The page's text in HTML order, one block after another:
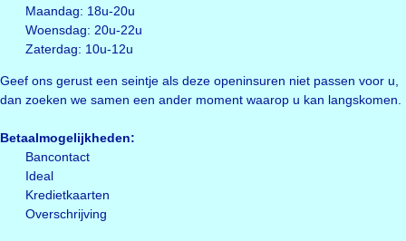
Maandag: 18u-20u
Woensdag: 20u-22u
Zaterdag: 10u-12u
Geef ons gerust een seintje als deze openinsuren niet passen voor u,
dan zoeken we samen een ander moment waarop u kan langskomen.
Betaalmogelijkheden:
Bancontact
Ideal
Kredietkaarten
Overschrijving